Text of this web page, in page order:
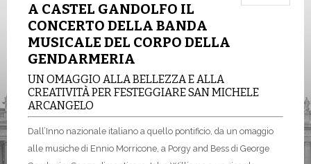
A CASTEL GANDOLFO IL
CONCERTO DELLA BANDA
MUSICALE DEL CORPO DELLA
GENDARMERIA
UN OMAGGIO ALLA BELLEZZA E ALLA
CREATIVITÀ PER FESTEGGIARE SAN MICHELE
ARCANGELO
Dall’Inno nazionale italiano a quello pontificio, da un omaggio
alle musiche di Ennio Morricone, a Porgy and Bess di George